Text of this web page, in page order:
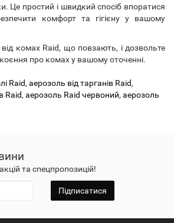
Це простий і швидкий спосіб впоратися
комфорт та гігієну у вашому
комах Raid, що повзають, і дозвольте
про комах у вашому оточенні.
Raid, аерозоль від тарганів Raid,
Raid, аерозоль Raid червоний, аерозоль
та спецпропозицій!
Підписатися